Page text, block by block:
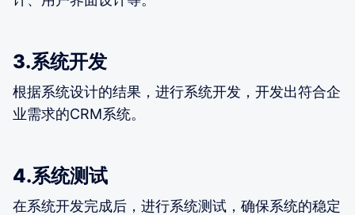
3.系统开发
根据系统设计的结果，进行系统开发，开发出符合企
业需求的CRM系统。
4.系统测试
在系统开发完成后，进行系统测试，确保系统的稳定